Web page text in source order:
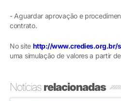
- Aguardar aprovação e
contrato.
No site http://www.credies.org.br/
uma simulação de valores a partir
Notíciasrelacionadas